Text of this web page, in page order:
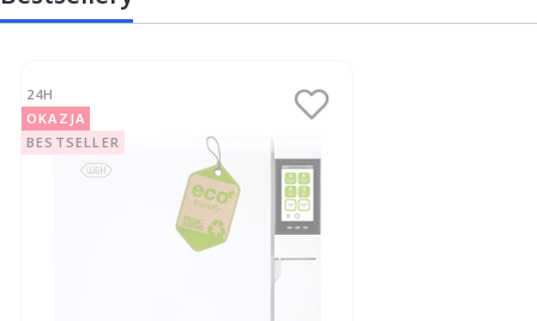
24H
OKAZJA
BESTSELLER